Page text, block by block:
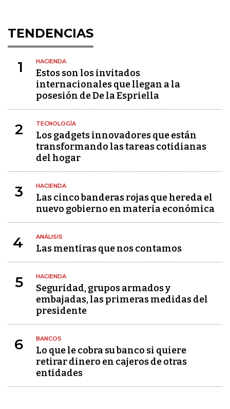
TENDENCIAS
1 HACIENDA
Estos son los invitados
internacionales que llegan a la
posesión de De la Espriella
2 TECNOLOGÍA
Los gadgets innovadores que están
transformando las tareas cotidianas
del hogar
3 HACIENDA
Las cinco banderas rojas que hereda el
nuevo gobierno en materia económica
4 ANÁLISIS
Las mentiras que nos contamos
5 HACIENDA
Seguridad, grupos armados y
embajadas, las primeras medidas del
presidente
6 BANCOS
Lo que le cobra su banco si quiere
retirar dinero en cajeros de otras
entidades